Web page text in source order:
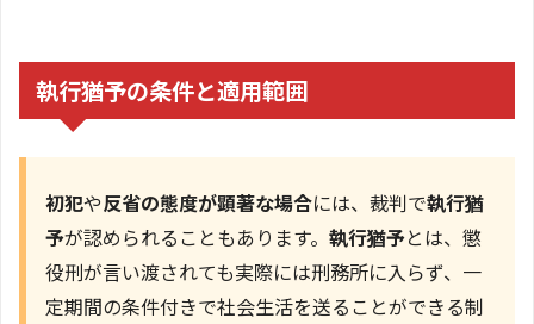
執行猶予の条件と適用範囲
初犯や反省の態度が顕著な場合には、裁判で執行猶
予が認められることもあります。 執行猶予とは、懲
役刑が言い渡されても実際には刑務所に入らず、一
定期間の条件付きで社会生活を送ることができる制